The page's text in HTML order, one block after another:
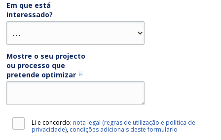
Em que está
interessado?
Mostre o seu projecto
ou processo que
pretende optimizar
Li e concordo: nota legal (regras de utilização e política de
privacidade), condições adicionais deste formulário